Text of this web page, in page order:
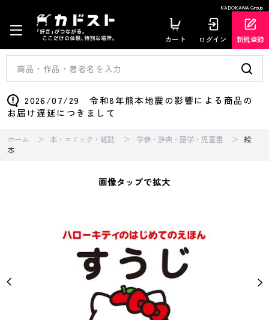
KADOKAWA Group
カート ログイン 新規登録
2026/07/29 令和8年熊本地震の影響による商品の
お届け遅延につきまして
ホーム 本・コミック・雑誌 学参・辞典・語学・児童書
絵
本
画像タップで拡大